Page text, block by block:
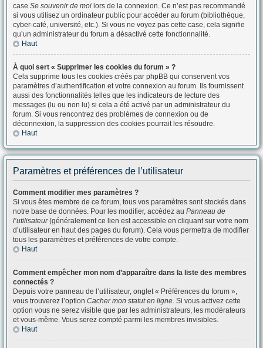
case Se souvenir de moi lors de la connexion. Ce n’est pas recommandé
si vous utilisez un ordinateur public pour accéder au forum (bibliothèque,
cyber-café, université, etc.). Si vous ne voyez pas cette case, cela signifie
qu’un administrateur du forum a désactivé cette fonctionnalité.
Haut
À quoi sert « Supprimer les cookies du forum » ?
Cela supprime tous les cookies créés par phpBB qui conservent vos
paramètres d’authentification et votre connexion au forum. Ils fournissent
aussi des fonctionnalités telles que les indicateurs de lecture des
messages (lu ou non lu) si cela a été activé par un administrateur du
forum. Si vous rencontrez des problèmes de connexion ou de
déconnexion, la suppression des cookies pourrait les résoudre.
Haut
Paramètres et préférences de l’utilisateur
Comment modifier mes paramètres ?
Si vous êtes membre de ce forum, tous vos paramètres sont stockés dans
notre base de données. Pour les modifier, accédez au Panneau de
l’utilisateur(généralement ce lien est accessible en cliquant sur votre nom
d’utilisateur en haut des pages du forum). Cela vous permettra de modifier
tous les paramètres et préférences de votre compte.
Haut
Comment empêcher mon nom d’apparaître dans la liste des membres
connectés ?
Depuis votre panneau de l’utilisateur, onglet « Préférences du forum »,
vous trouverez l’option Cacher mon statut en ligne. Si vous activez cette
option vous ne serez visible que par les administrateurs, les modérateurs
et vous-même. Vous serez compté parmi les membres invisibles.
Haut